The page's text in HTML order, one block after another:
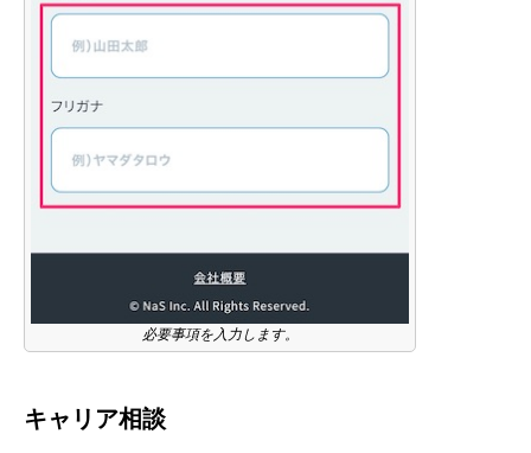
必要事項を入力します。
キャリア相談